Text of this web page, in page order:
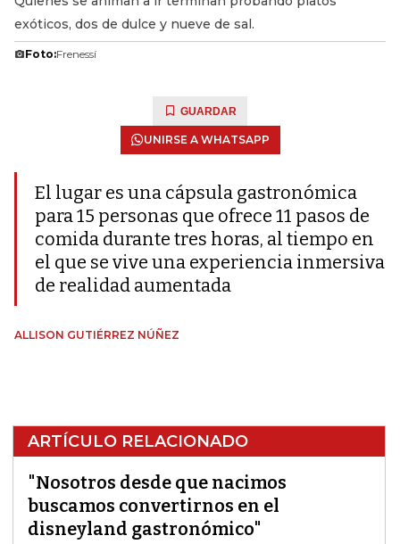
exóticos, dos de dulce y nueve de sal.
Foto:Frenessí
GUARDAR
UNIRSE A WHATSAPP
El lugar es una cápsula gastronómica
para 15 personas que ofrece 11 pasos de
comida durante tres horas, al tiempo en
el que se vive una experiencia inmersiva
de realidad aumentada
ALLISON GUTIÉRREZ NÚÑEZ
ARTÍCULO RELACIONADO
"Nosotros desde que nacimos
buscamos convertirnos en el
disneyland gastronómico"